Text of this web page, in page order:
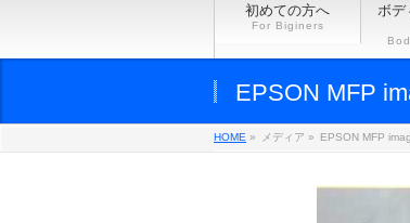
初めての方へ
For Biginers
ボデ
EPSON MFP
HOME » メディア » EPSON MFP